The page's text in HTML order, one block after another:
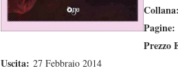
Collana:
Pagine:
Prezzo
Uscita: 27 Febbraio 2014